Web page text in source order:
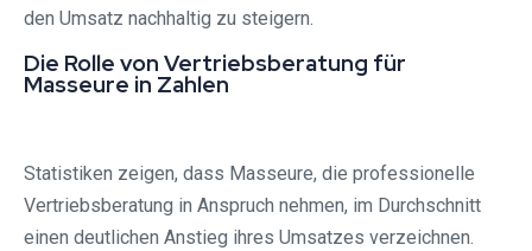
den Umsatz nachhaltig zu steigern.
Die Rolle von Vertriebsberatung für
Masseure in Zahlen
Statistiken zeigen, dass Masseure, die professionelle
Vertriebsberatung in Anspruch nehmen, im Durchschnitt
einen deutlichen Anstieg ihres Umsatzes verzeichnen.